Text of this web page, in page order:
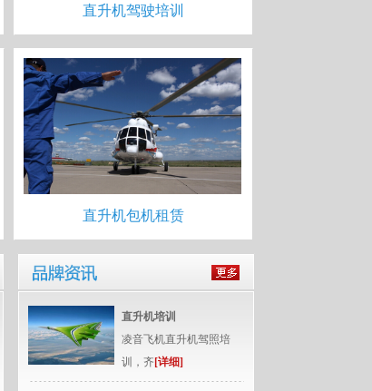
直升机驾驶培训
直升机包机租赁
直升机培训
凌音飞机直升机驾照培
训，齐 [详细]